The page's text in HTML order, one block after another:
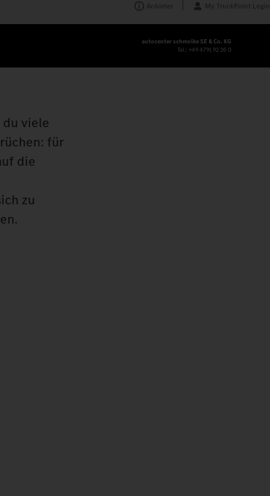
Anbieter My TruckPoint Login
autocenter schmolke SE & Co. KG
Tel.: +49 4791 92 26 0
du viele
für
die
zu